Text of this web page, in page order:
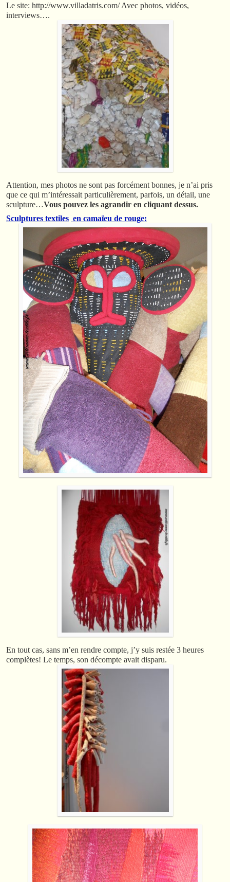
Le site: http://www.villadatris.com/ Avec photos, vidéos,
interviews….
Attention, mes photos ne sont pas forcément bonnes, je n’ai pris
que ce qui m’intéressait particulièrement, parfois, un détail, une
sculpture…Vous pouvez les agrandir en cliquant dessus.
Sculptures textiles en camaïeu de rouge:
En tout cas, sans m’en rendre compte, j’y suis restée 3 heures
complètes! Le temps, son décompte avait disparu.